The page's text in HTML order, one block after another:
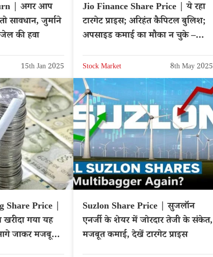
| अगर आप
सावधान, जुर्माने
की हवा
15th Jan 2025
Jio Finance Share Price | ये रहा
टारगेट प्राइस; अरिहंत कैपिटल बुलिश;
अपसाइड कमाई का मौका न चुके –
Stock Market 8th May 2025
Share Price |
खरीदा गया यह
जाकर मजबूत
Suzlon Share Price | सुजलॉन
एनर्जी के शेयर में जोरदार तेजी के संकेत,
मजबूत कमाई, देखें टारगेट प्राइस